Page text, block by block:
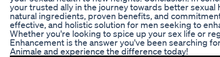
your trusted ally in the journey towards better sexual
natural ingredients, proven benefits, and
effective, and holistic solution for men seeking to
Whether you're looking to spice up your sex life or
Enhancement is the answer you've been searching
Animale and experience the difference today!